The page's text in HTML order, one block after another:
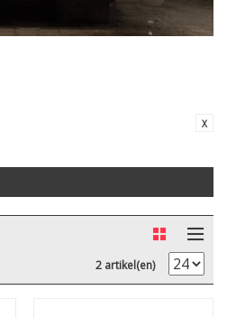
2 artikel(en)